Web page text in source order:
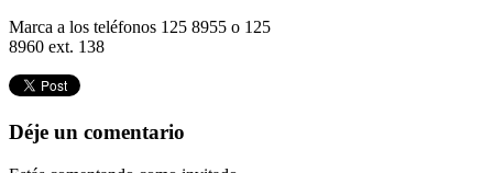
Marca a los teléfonos 125 8955 o 125
8960 ext. 138
Déje un comentario